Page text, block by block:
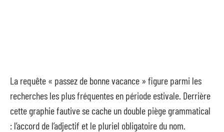
La requête « passez de bonne vacance » figure parmi les
recherches les plus fréquentes en période estivale. Derrière
cette graphie fautive se cache un double piège grammatical
: l’accord de l’adjectif et le pluriel obligatoire du nom.